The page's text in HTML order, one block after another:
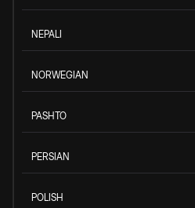
NEPALI
NORWEGIAN
PASHTO
PERSIAN
POLISH